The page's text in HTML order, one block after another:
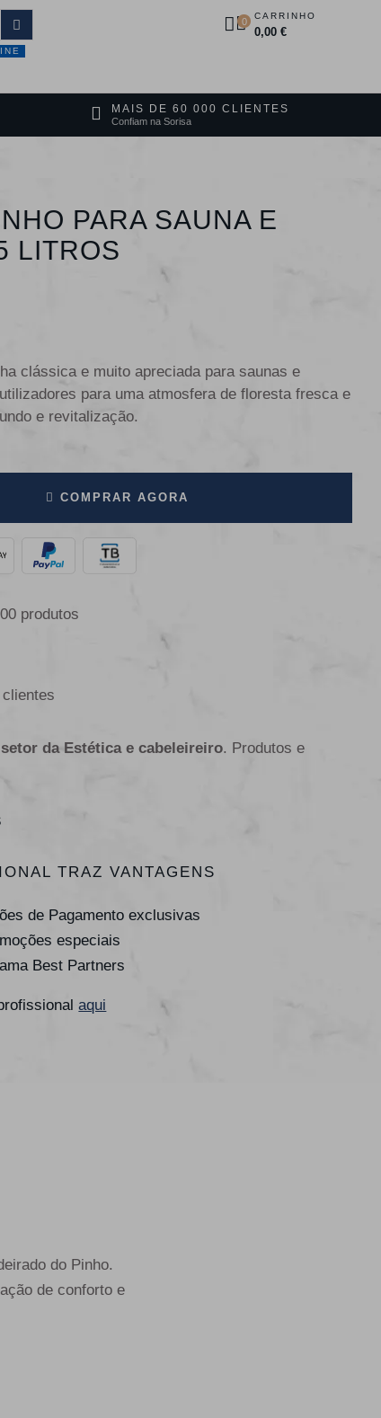
0 CARRINHO
0,00 €
MAIS DE 60 000 CLIENTES
Confiam na Sorisa
PARA SAUNA E
LITROS
clássica e muito apreciada para saunas e
para uma atmosfera de floresta fresca e
e revitalização.
COMPRAR AGORA
produtos
da Estética e cabeleireiro. Produtos e
TRAZ VANTAGENS
de Pagamento exclusivas
especiais
Best Partners
aqui
do Pinho.
de conforto e